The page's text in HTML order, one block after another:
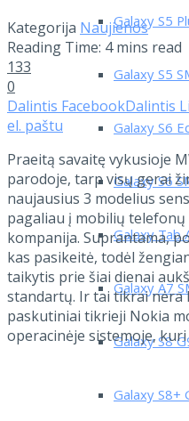
Galaxy S5
Galaxy S5
Galaxy S6
Galaxy S6
Galaxy Tab
Galaxy A7
Galaxy S8
Galaxy S8+
Kategorija Naujienos
Reading Time: 4 mins read
133
0
Dalintis FacebookDalintis
el. paštu
Praeitą savaitę vykusioje
parodoje, tarp visų gerai
naujausius 3 modelius
pagaliau į mobilių
kompanija. Suprantama,
kas pasikeitė, todėl
taikytis prie šiai dienai
standartų. Ir tai tikrai nėra
paskutiniai tikrieji Nokia
operacinėje sistemoje,